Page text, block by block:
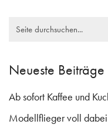
Search
Neueste Beiträge
Ab sofort Kaffee und
Modellflieger voll dabei